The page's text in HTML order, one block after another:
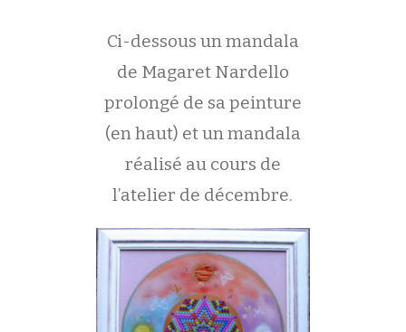
Ci-dessous un mandala
de Magaret Nardello
prolongé de sa peinture
(en haut) et un mandala
réalisé au cours de
l’atelier de décembre.